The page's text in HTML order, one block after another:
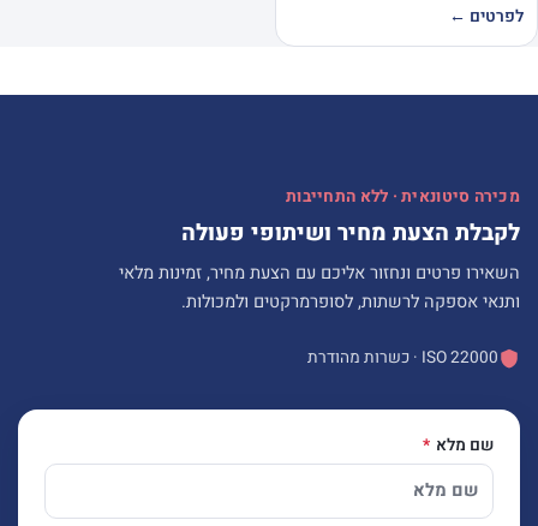
לפרטים ←
מכירה סיטונאית · ללא התחייבות
לקבלת הצעת מחיר ושיתופי פעולה
השאירו פרטים ונחזור אליכם עם הצעת מחיר, זמינות מלאי
ותנאי אספקה לרשתות, לסופרמרקטים ולמכולות.
ISO 22000 · כשרות מהודרת
שם מלא